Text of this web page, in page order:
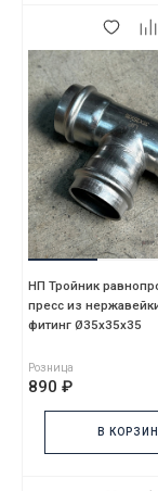
НП Тройник
пресс из
фитинг Ø35х35х35
Розница
890 ₽
В